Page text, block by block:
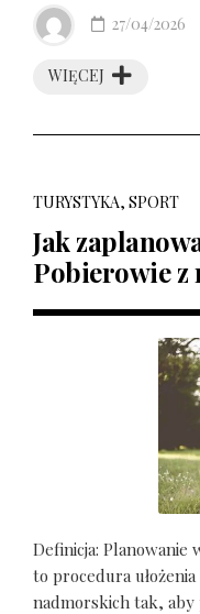
WIĘCEJ
27/04/2026
TURYSTYKA, SPORT
Jak
Pobierowie z
Definicja: Planowanie
to procedura
nadmorskich tak, aby